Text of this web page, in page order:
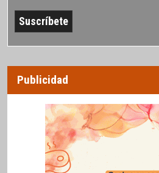
Publicidad